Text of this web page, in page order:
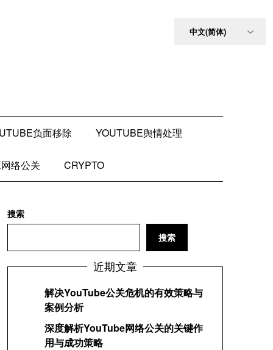
负面移除 YOUTUBE舆情处理
络公关 CRYPTO
搜索
搜索
近期文章
解决YouTube公关危机的有效策略与
案例分析
深度解析YouTube网络公关的关键作
用与成功策略